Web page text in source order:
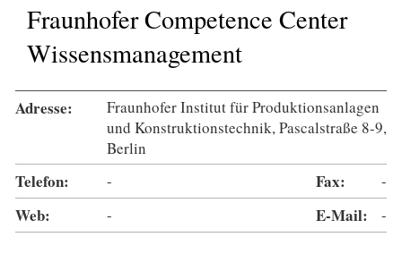
Fraunhofer Competence Center
Wissensmanagement
Adresse:
Fraunhofer Institut für Produktionsanlagen
und Konstruktionstechnik, Pascalstraße 8-9,
Berlin
Telefon: - Fax: -
Web: - E-Mail: -